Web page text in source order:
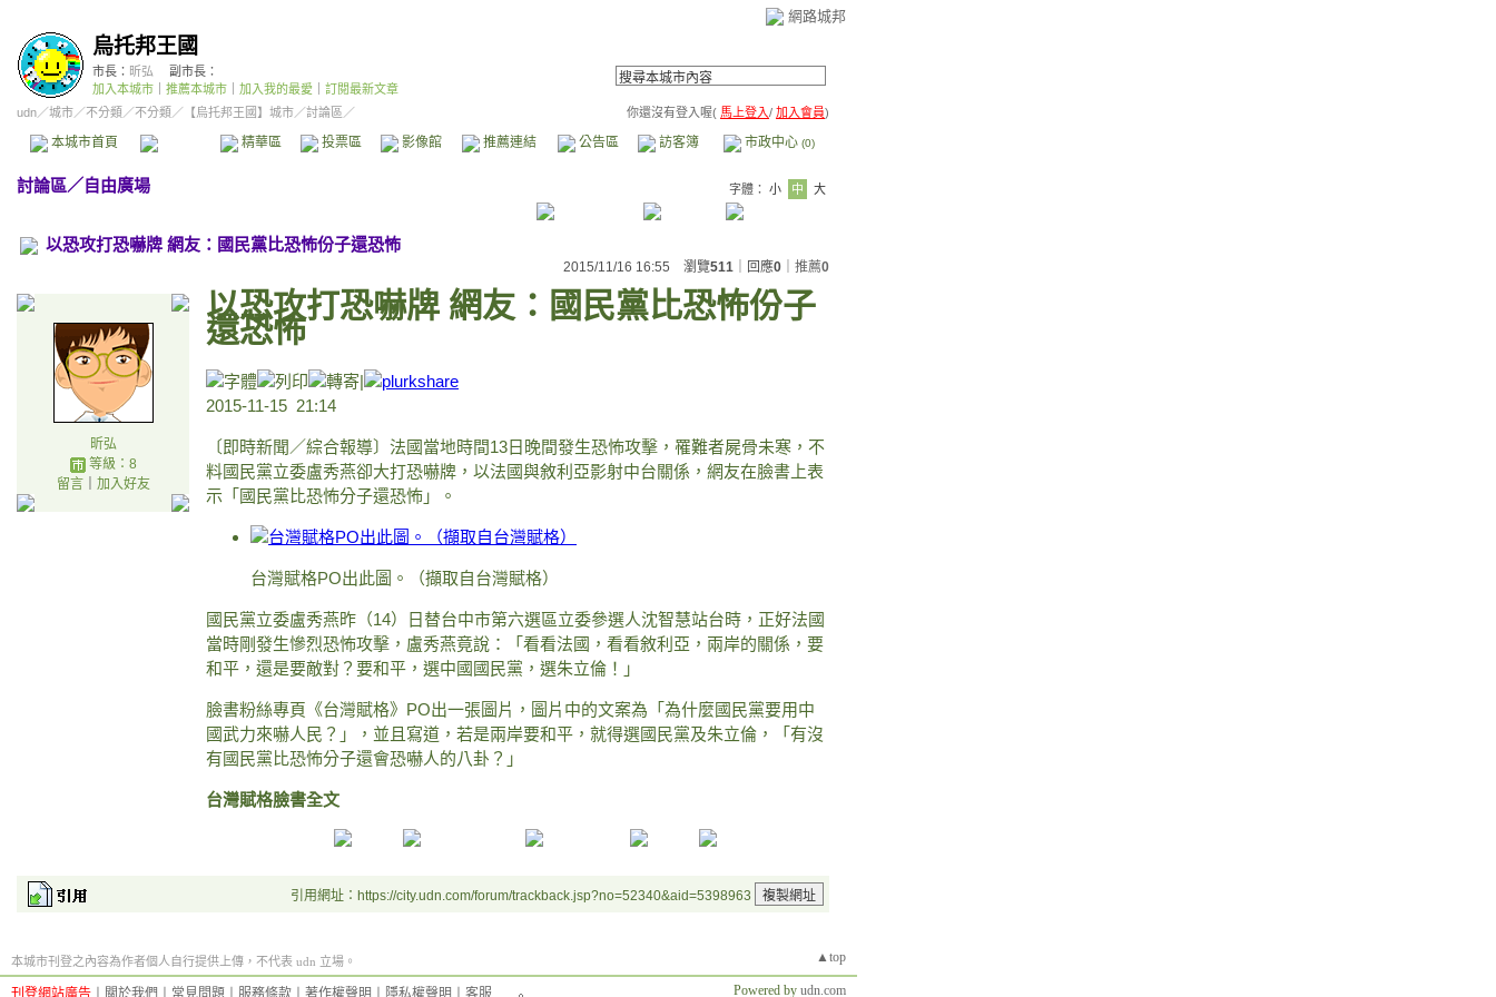
網路城邦
烏托邦王國
市長： 昕弘
副市長：
加入本城市
推薦本城市 加入我的最愛
訂閱最新文章
udn／城市／不分類 ／不分類 ／ 【烏托邦王國】城市／討論區／ 你還沒有登入喔( 馬上登入/ 加入會員)
本城市首頁 精華區 投票區 影像館 推薦連結 公告區 訪客簿 市政中心 (0)
討論區／自由廣場 字體： 小 中 大
以恐攻打恐嚇牌 網友：國民黨比恐怖份子還恐怖
2015/11/16 16:55 瀏覽511 ｜回應0 推薦0
昕弘
等級：8
留言｜ 加入好友
以恐攻打恐嚇牌 網友：國民黨比恐怖份子
還恐怖
|
2015-11-15 21:14
〔即時新聞／綜合報導〕法國當地時間13日晚間發生恐怖攻擊，罹難者屍骨未寒，不
料國民黨立委盧秀燕卻大打恐嚇牌，以法國與敘利亞影射中台關係，網友在臉書上表
示「國民黨比恐怖分子還恐怖‬」。
台灣賦格PO出此圖。（擷取自台灣賦格）
國民黨立委盧秀燕昨（14）日替台中市第六選區立委參選人沈智慧站台時，正好法國
當時剛發生慘烈恐怖攻擊，盧秀燕竟說：「看看法國，看看敘利亞，兩岸的關係，要
和平，還是要敵對？要和平，選中國國民黨，選朱立倫！」
臉書粉絲專頁《台灣賦格》PO出一張圖片，圖片中的文案為「為什麼國民黨要用中
國武力來嚇人民？」，並且寫道，若是兩岸要和平，就得選國民黨及朱立倫，「有沒
有國民黨比恐怖分子還會恐嚇人的八卦？」
台灣賦格臉書全文
引用網址：https://city.udn.com/forum/trackback.jsp?no=52340&aid=5398963
▲top
本城市刊登之內容為作者個人自行提供上傳，不代表 udn 立場。
刊登網站廣告 關於我們 常見問題 服務條款 著作權聲明 隱私權聲明 客服 Powered by udn.com